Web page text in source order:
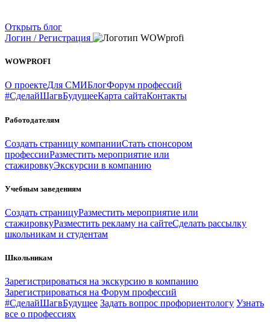
Открыть блог
Логин / Регистрация
WOWPROFI
О проектеДля СМИБлогФорум профессий
#СделайШагвБудущееКарта сайтаКонтакты
Работодателям
Создать страницу компанииСтать спонсором
профессииРазместить мероприятие или
стажировкуЭкскурсии в компанию
Учебным заведениям
Создать страницуРазместить мероприятие или
стажировкуРазместить рекламу на сайтеСделать рассылку
школьникам и студентам
Школьникам
Зарегистрироваться на экскурсию в компанию
Зарегистрироваться на Форум профессий
#СделайШагвБудущее Задать вопрос профориентологу Узнать
все о профессиях